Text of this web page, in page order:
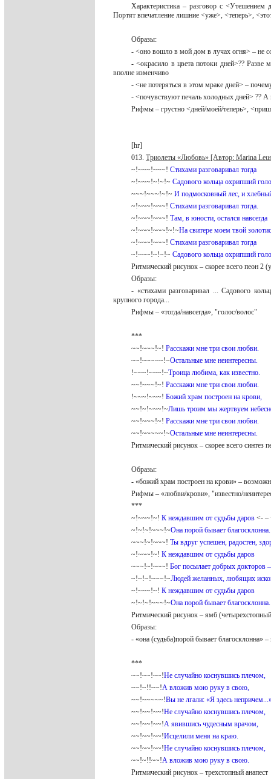
Характеристика – разговор с
Портят впечатление лишние <уже>, <теперь>,
Образы:
- <оно вошло в мой дом в лучах огня> – не
- <окрасило в цвета потоки дней>?? Разве
вполне изменчиво
- <не потеряться в этом мраке дней> –
- <почувствуют печаль холодных дней> ??
Рифмы – грустно <дней/моей/теперь>,
[hr]
013. Триолеты «Любовь» [Автор: Marina
~!~~~!~~~! Стихами разговаривал тогда
~!~~~!~!~!~ Садового кольца охрипший
~~~!~~~!~!~ И подмосковный лес, и
~!~~~!~~~! Стихами разговаривал тогда.
~!~~~!~~~! Там, в юности, остался навсегда
~!~~~!~~~!~!~На свитере моeм твой
~!~~~!~~~! Стихами разговаривал тогда
~!~~~!~!~!~ Садового кольца охрипший
Ритмический рисунок – скорее всего пеон
Образы:
- «стихами разговаривал ... Садового
крупного города...
Рифмы – «тогда/навсегда», "голос/волос"
***
~~!~~~!~! Расскажи мне три свои любви.
~~!~~~~~!~Остальные мне неинтересны.
!~~~!~~~!~Троица любима, как известно.
~~!~~~!~! Расскажи мне три свои любви.
!~~~!~~~! Божий храм построен на крови,
~~!~!~~~!~Лишь троим мы жертвуем
~~!~~~!~! Расскажи мне три свои любви.
~~!~~~~~!~Остальные мне неинтересны.
Ритмический рисунок – скорее всего
Образы:
- «божий храм построен на крови» –
Рифмы – «любви/крови», "известно/
***
~!~~~!~! К неждавшим от судьбы даров <- –
~!~!~!~~~!~Она порой бывает
~~~!~!~~~! Ты вдруг успешен, радостен,
~!~~~!~! К неждавшим от судьбы даров
~~~!~!~~~! Бог посылает добрых докторов
~!~!~!~~~!~Людей желанных, любящих
~!~~~!~! К неждавшим от судьбы даров
~!~!~!~~~!~Она порой бывает
Ритмический рисунок – ямб
Образы:
- «она (судьба)порой бывает благосклонна»
***
~~!~~!~~!Не случайно коснувшись плечом,
~~!~!!~~!А вложив мою руку в свою,
~~!~~~~~!Вы не лгали: «Я здесь
~~!~~!~~!Не случайно коснувшись плечом,
~~!~~!~~!А явившись чудесным врачом,
~~!~~!~~!Исцелили меня на краю.
~~!~~!~~!Не случайно коснувшись плечом,
~~!~!!~~!А вложив мою руку в свою.
Ритмический рисунок – трехстопный анапест